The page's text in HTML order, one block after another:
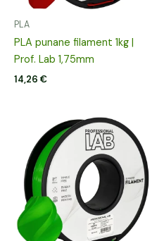
PLA
PLA punane filament 1kg |
Prof. Lab 1,75mm
14,26 €